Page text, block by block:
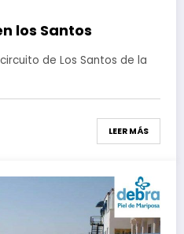
los Santos
de Los Santos de la
LEER MÁS